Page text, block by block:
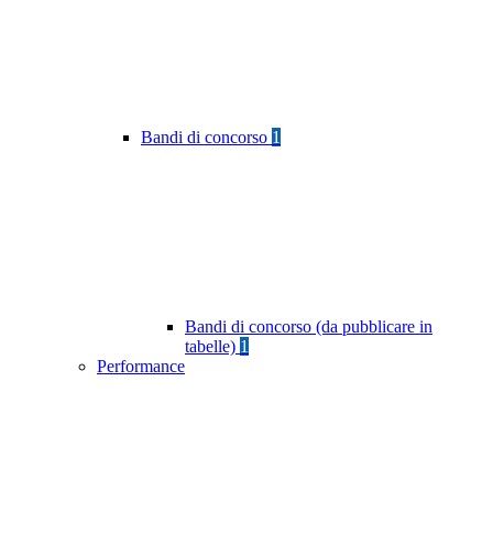
Bandi di concorso 1
Bandi di concorso (da pubblicare in
tabelle) 1
Performance